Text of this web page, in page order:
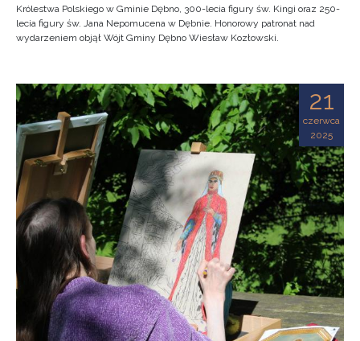
Królestwa Polskiego w Gminie Dębno, 300-lecia figury św. Kingi oraz 250-
lecia figury św. Jana Nepomucena w Dębnie. Honorowy patronat nad
wydarzeniem objął Wójt Gminy Dębno Wiesław Kozłowski.
21
czerwca
2025